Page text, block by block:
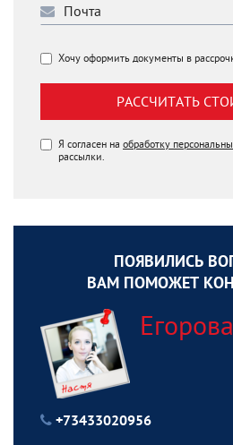
Хочу оформить документы в
РАССЧИТАТЬ
Я согласен на обработку
рассылки.
ПОЯВИЛИСЬ
ВАМ ПОМОЖЕТ
+73433020956